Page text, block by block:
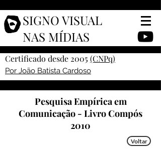
SIGNO VISUAL
NAS MÍDIAS
Certificado desde 2005 (CNPq)
Por João Batista Cardoso
Pesquisa Empírica em
Comunicação - Livro Compós
2010
Voltar